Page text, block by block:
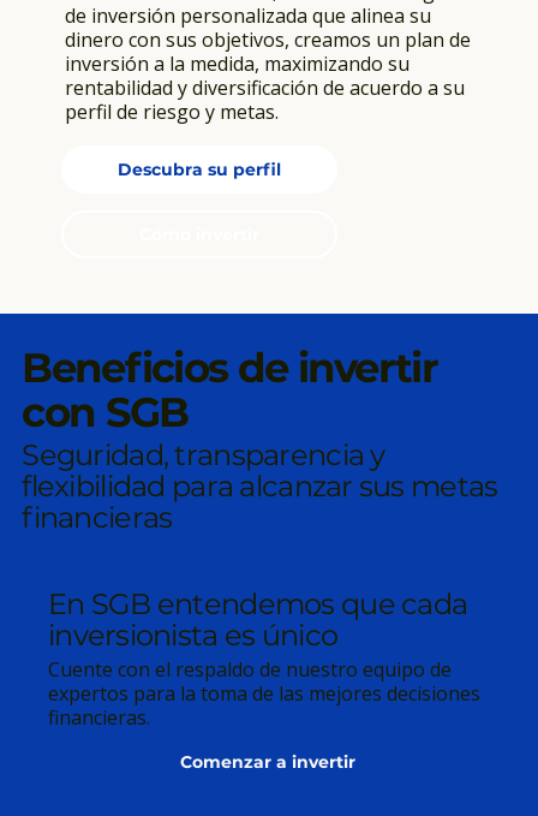
de inversión personalizada que alinea su
dinero con sus objetivos, creamos un plan de
inversión a la medida, maximizando su
rentabilidad y diversificación de acuerdo a su
perfil de riesgo y metas.
Descubra su perfil
En SGB entendemos que cada
inversionista es único
Cuente con el respaldo de nuestro equipo de
expertos para la toma de las mejores decisiones
financieras.
Comenzar a invertir
Beneficios de invertir
con SGB
Seguridad, transparencia y
flexibilidad para alcanzar sus metas
financieras